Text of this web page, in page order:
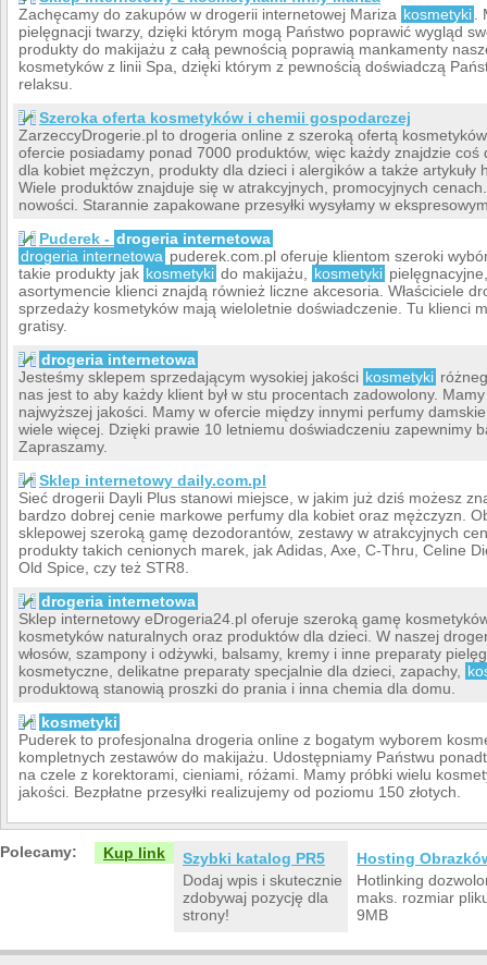
Zachęcamy do zakupów w drogerii internetowej Mariza kosmetyki
pielęgnacji twarzy, dzięki którym mogą Państwo poprawić wygląd
produkty do makijażu z całą pewnością poprawią mankamenty
kosmetyków z linii Spa, dzięki którym z pewnością doświadczą
relaksu.
Szeroka oferta kosmetyków i chemii gospodarczej
ZarzeccyDrogerie.pl to drogeria online z szeroką ofertą
ofercie posiadamy ponad 7000 produktów, więc każdy znajdzie
dla kobiet mężczyn, produkty dla dzieci i alergików a także
Wiele produktów znajduje się w atrakcyjnych, promocyjnych
nowości. Starannie zapakowane przesyłki wysyłamy w
Puderek - drogeria internetowa
drogeria internetowa puderek.com.pl oferuje klientom szeroki
takie produkty jak kosmetyki do makijażu, kosmetyki
asortymencie klienci znajdą również liczne akcesoria. Właściciele
sprzedaży kosmetyków mają wieloletnie doświadczenie. Tu klienci
gratisy.
drogeria internetowa
Jesteśmy sklepem sprzedającym wysokiej jakości kosmetyki
nas jest to aby każdy klient był w stu procentach zadowolony.
najwyższej jakości. Mamy w ofercie między innymi perfumy
wiele więcej. Dzięki prawie 10 letniemu doświadczeniu zapewnimy
Zapraszamy.
Sklep internetowy daily.com.pl
Sieć drogerii Dayli Plus stanowi miejsce, w jakim już dziś możesz
bardzo dobrej cenie markowe perfumy dla kobiet oraz mężczyzn.
sklepowej szeroką gamę dezodorantów, zestawy w atrakcyjnych
produkty takich cenionych marek, jak Adidas, Axe, C-Thru, Celine
Old Spice, czy też STR8.
drogeria internetowa
Sklep internetowy eDrogeria24.pl oferuje szeroką gamę
kosmetyków naturalnych oraz produktów dla dzieci. W naszej
włosów, szampony i odżywki, balsamy, kremy i inne preparaty
kosmetyczne, delikatne preparaty specjalnie dla dzieci, zapachy,
produktową stanowią proszki do prania i inna chemia dla domu.
kosmetyki
Puderek to profesjonalna drogeria online z bogatym wyborem
kompletnych zestawów do makijażu. Udostępniamy Państwu
na czele z korektorami, cieniami, różami. Mamy próbki wielu
jakości. Bezpłatne przesyłki realizujemy od poziomu 150 złotych.
Polecamy: Kup link
Szybki katalog PR5
Dodaj wpis i skutecznie
zdobywaj pozycję dla
strony!
Hosting
Hotlinking
maks. rozmiar
9MB